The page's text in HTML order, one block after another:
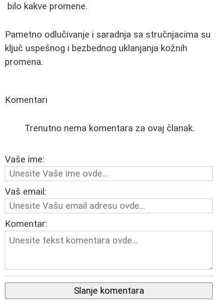
bilo kakve promene.
Pametno odlučivanje i saradnja sa stručnjacima su
ključ uspešnog i bezbednog uklanjanja kožnih
promena.
Komentari
Trenutno nema komentara za ovaj članak.
Vaše ime:
Vaš email:
Komentar:
Slanje komentara